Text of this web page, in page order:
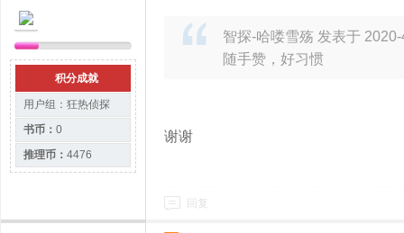
积分成就
用户组： 狂热侦探
书币： 0
推理币： 4476
智探-哈喽雪殇 发表于
随手赞，好习惯
谢谢
回复